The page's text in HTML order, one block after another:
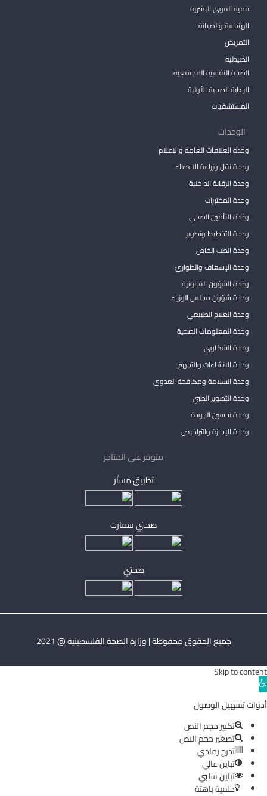
تنمية القوى البشرية
الهندسة والصيانة
التمريض
الصيدلية
الصحة النفسية المجتمعية
الرعاية الصحية الأولية
المستشفيات
الوحدات
وحدة العلاقات العامة والاعلام
وحدة نقل وزراعة الاعضاء
وحدة الرقابة الداخلية
وحدة المختبرات
وحدة التأمين الصحي
وحدة التخطيط وتطوير
وحدة الطب الخاص
وحدة الإسعاف والطوارئ
وحدة الشؤون القانونية
وحدة شؤون مجلس الوزراء
وحدة العلاج الطبيعي
وحدة المعلومات الصحية
وحدة الشكاوي
وحدة الانشاءات والتجهيز
وحدة السلامة ومكافحة العدوى
وحدة التصوير الطبي
وحدة تحسين الجودة
وحدة الإجازة والتراخيص
متوفر على المتاجر
تطبيق مساْر
صحتي سمارت
صحتي
جميع الحقوق محفوظة | وزارة الصحة الفلسطينية @ 2021
Skip to content
Open
toolbar
أدوات تسهيل الوصول
تكبير حجم النص
تصغير حجم النص
تدرج رمادي
تباين عالي
تباين سلبي
خلفية باهتة